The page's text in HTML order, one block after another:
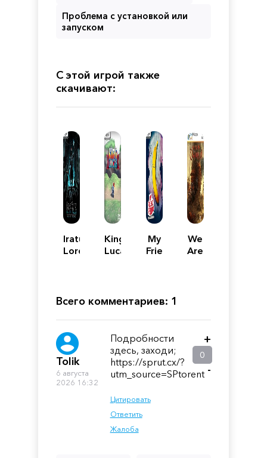
Проблема с установкой или
запуском
С этой игрой также
скачивают:
Iratus:
Lord
King
Lucas
My
Friend
We
Are
Всего комментариев: 1
Tolik
6 августа
2026 16:32
Подробности
здесь, заходи;
https://sprut.cx/?
utm_source=SPtorent
Цитировать
Ответить
Жалоба
+
0
-